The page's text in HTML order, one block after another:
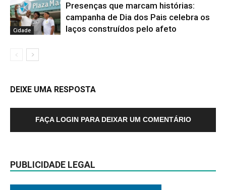
Cidade
Presenças que marcam histórias:
campanha de Dia dos Pais celebra os
laços construídos pelo afeto
DEIXE UMA RESPOSTA
FAÇA LOGIN PARA DEIXAR UM COMENTÁRIO
PUBLICIDADE LEGAL